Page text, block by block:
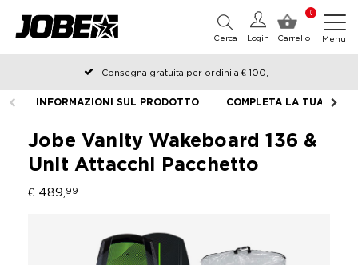
0
Carrello
Login
Cerca Menu
Consegna gratuita per ordini a € 100, -
Ordinato prima delle 12:00 nei giorni lavorativi, spedito lo stesso
giorno
INFORMAZIONI SUL PRODOTTO COMPLETA LA TUA
Jobe Vanity Wakeboard 136 &
Unit Attacchi Pacchetto
€ 489, 99